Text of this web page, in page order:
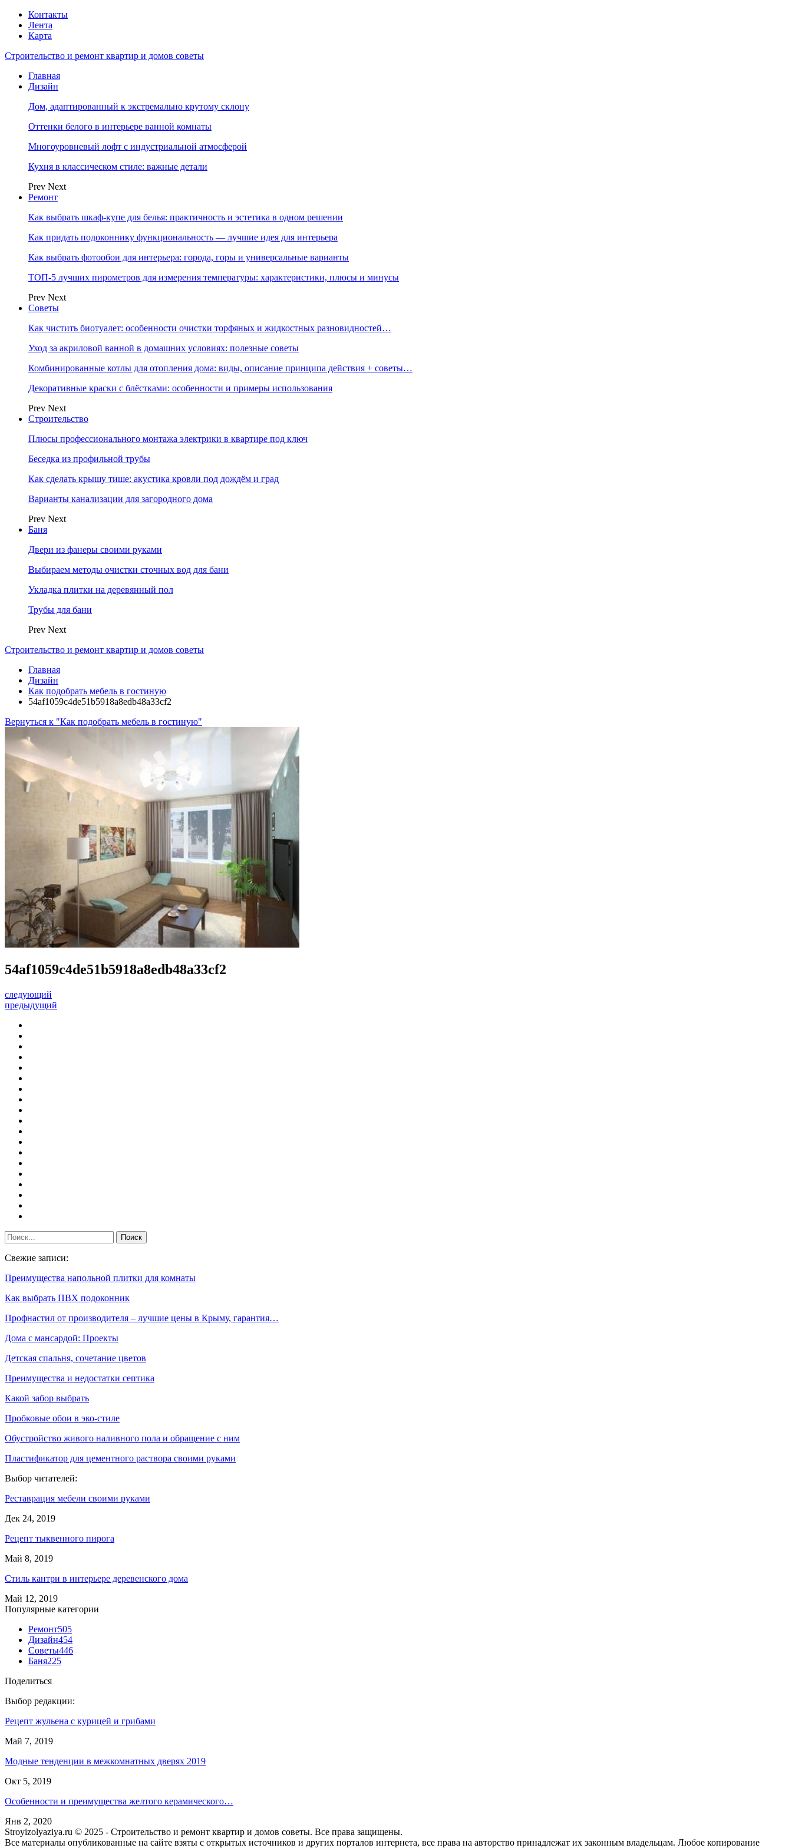
Контакты
Лента
Карта
Строительство и ремонт квартир и домов советы
Главная
Дизайн
Дом, адаптированный к экстремально крутому склону
Оттенки белого в интерьере ванной комнаты
Многоуровневый лофт с индустриальной атмосферой
Кухня в классическом стиле: важные детали
Prev Next
Ремонт
Как выбрать шкаф-купе для белья: практичность и эстетика в одном решении
Как придать подоконнику функциональность — лучшие идея для интерьера
Как выбрать фотообои для интерьера: города, горы и универсальные варианты
ТОП-5 лучших пирометров для измерения температуры: характеристики, плюсы и минусы
Prev Next
Советы
Как чистить биотуалет: особенности очистки торфяных и жидкостных разновидностей…
Уход за акриловой ванной в домашних условиях: полезные советы
Комбинированные котлы для отопления дома: виды, описание принципа действия + советы…
Декоративные краски с блёстками: особенности и примеры использования
Prev Next
Строительство
Плюсы профессионального монтажа электрики в квартире под ключ
Беседка из профильной трубы
Как сделать крышу тише: акустика кровли под дождём и град
Варианты канализации для загородного дома
Prev Next
Баня
Двери из фанеры своими руками
Выбираем методы очистки сточных вод для бани
Укладка плитки на деревянный пол
Трубы для бани
Prev Next
Строительство и ремонт квартир и домов советы
Главная
Дизайн
Как подобрать мебель в гостиную
54af1059c4de51b5918a8edb48a33cf2
Вернуться к "Как подобрать мебель в гостиную"
54af1059c4de51b5918a8edb48a33cf2
следующий
предыдущий
Свежие записи:
Преимущества напольной плитки для комнаты
Как выбрать ПВХ подоконник
Профнастил от производителя – лучшие цены в Крыму, гарантия…
Дома с мансардой: Проекты
Детская спальня, сочетание цветов
Преимущества и недостатки септика
Какой забор выбрать
Пробковые обои в эко-стиле
Обустройство живого наливного пола и обращение с ним
Пластификатор для цементного раствора своими руками
Выбор читателей:
Реставрация мебели своими руками
Дек 24, 2019
Рецепт тыквенного пирога
Май 8, 2019
Стиль кантри в интерьере деревенского дома
Май 12, 2019
Популярные категории
Ремонт505
Дизайн454
Советы446
Баня225
Поделиться
Выбор редакции:
Рецепт жульена с курицей и грибами
Май 7, 2019
Модные тенденции в межкомнатных дверях 2019
Окт 5, 2019
Особенности и преимущества желтого керамического…
Янв 2, 2020
Stroyizolyaziya.ru © 2025 - Строительство и ремонт квартир и домов советы. Все права защищены.
Все материалы опубликованные на сайте взяты с открытых источников и других порталов интернета, все права на авторство принадлежат их законным владельцам. Любое копирование